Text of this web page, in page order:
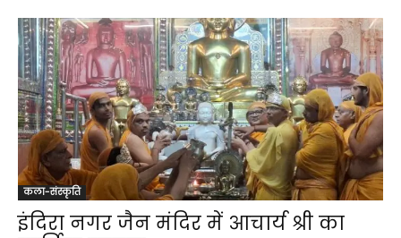
कला-संस्कृति
इंदिरा नगर जैन मंदिर में आचार्य श्री का